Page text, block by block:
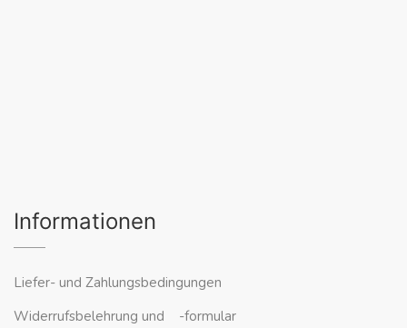
Informationen
Liefer- und Zahlungsbedingungen
Widerrufsbelehrung und -formular